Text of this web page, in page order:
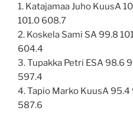
1. Katajamaa Juho KuusA
101.0 608.7
2. Koskela Sami SA 99.8
604.4
3. Tupakka Petri ESA 98.6
597.4
4. Tapio Marko KuusA 95.4
587.6